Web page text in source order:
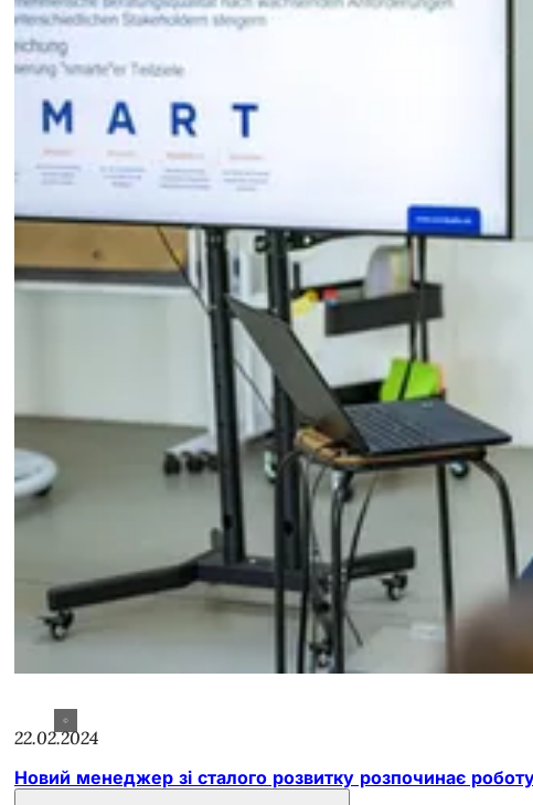
22.02.2024
Новий менеджер зі сталого розвитку розпочинає